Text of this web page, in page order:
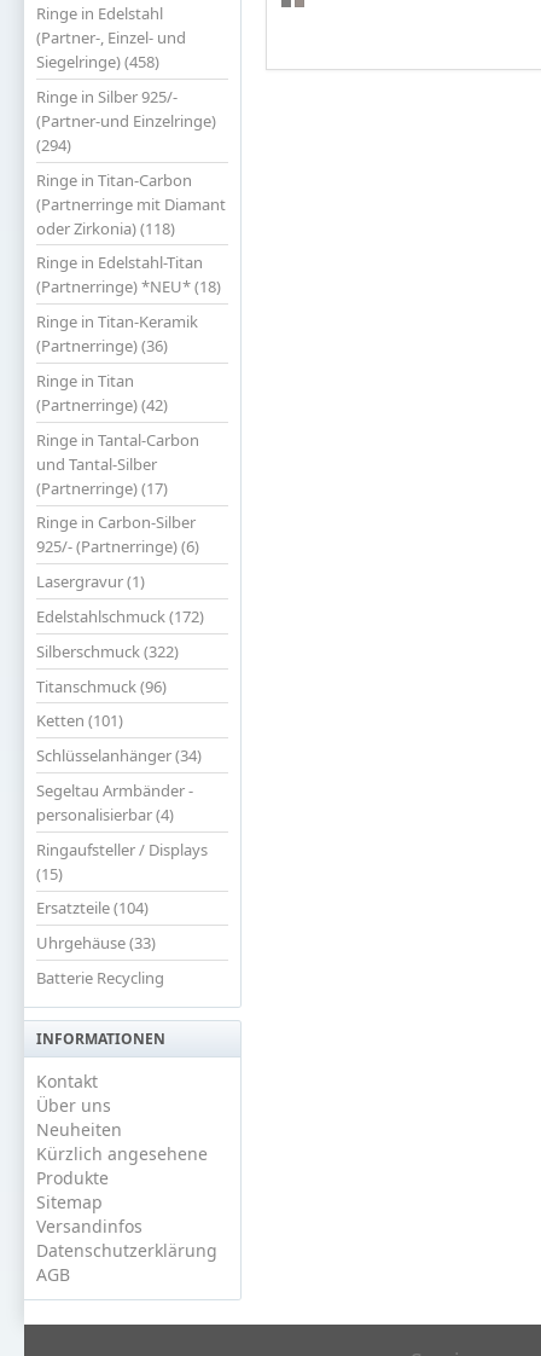
Ringe in Edelstahl
(Partner-, Einzel- und
Siegelringe) (458)
Ringe in Silber 925/-
(Partner-und Einzelringe)
(294)
Ringe in Titan-Carbon
(Partnerringe mit Diamant
oder Zirkonia) (118)
Ringe in Edelstahl-Titan
(Partnerringe) *NEU* (18)
Ringe in Titan-Keramik
(Partnerringe) (36)
Ringe in Titan
(Partnerringe) (42)
Ringe in Tantal-Carbon
und Tantal-Silber
(Partnerringe) (17)
Ringe in Carbon-Silber
925/- (Partnerringe) (6)
Lasergravur (1)
Edelstahlschmuck (172)
Silberschmuck (322)
Titanschmuck (96)
Ketten (101)
Schlüsselanhänger (34)
Segeltau Armbänder -
personalisierbar (4)
Ringaufsteller / Displays
(15)
Ersatzteile (104)
Uhrgehäuse (33)
Batterie Recycling
INFORMATIONEN
Kontakt
Über uns
Neuheiten
Kürzlich angesehene
Produkte
Sitemap
Versandinfos
Datenschutzerklärung
AGB